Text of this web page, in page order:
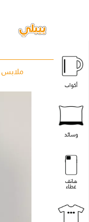
أكواب
وسائد
هاتف
غطاء
ملابس